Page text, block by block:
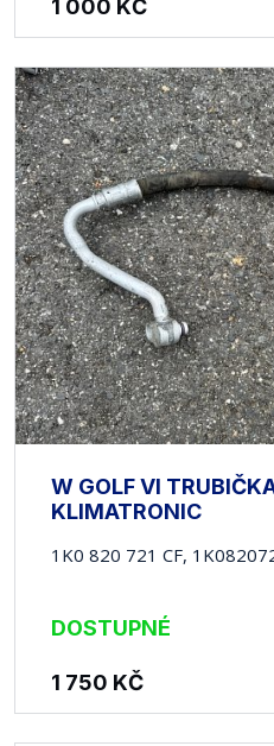
1 000 KČ
W GOLF VI
KLIMATRONIC
1K0 820 721 CF,
DOSTUPNÉ
1 750 KČ